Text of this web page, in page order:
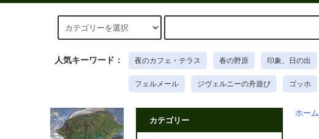
人気キーワード： 夜のカフェ・テラス 春の野原 印象、日の出
フェルメール ジヴェルニーの舟遊び ゴッホ
ホーム
カテゴリー